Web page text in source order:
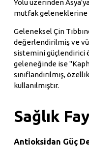
Yolu üzerinden
mutfak geleneklerine
Geleneksel Çin
değerlendirilmiş ve
sistemini güçlendirici
geleneğinde ise
sınıflandırılmış,
kullanılmıştır.
Sağlık
Antioksidan Güç